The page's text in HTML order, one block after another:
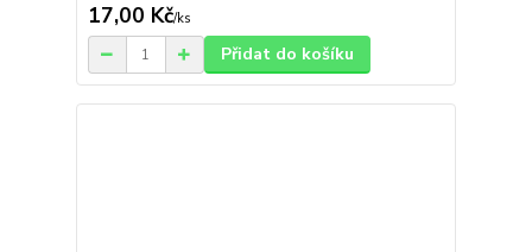
17,00 Kč/ks
Přidat do košíku